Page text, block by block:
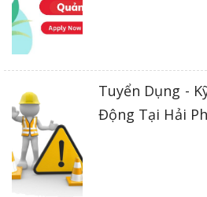
Tuyển Dụng -
Động Tại Hải